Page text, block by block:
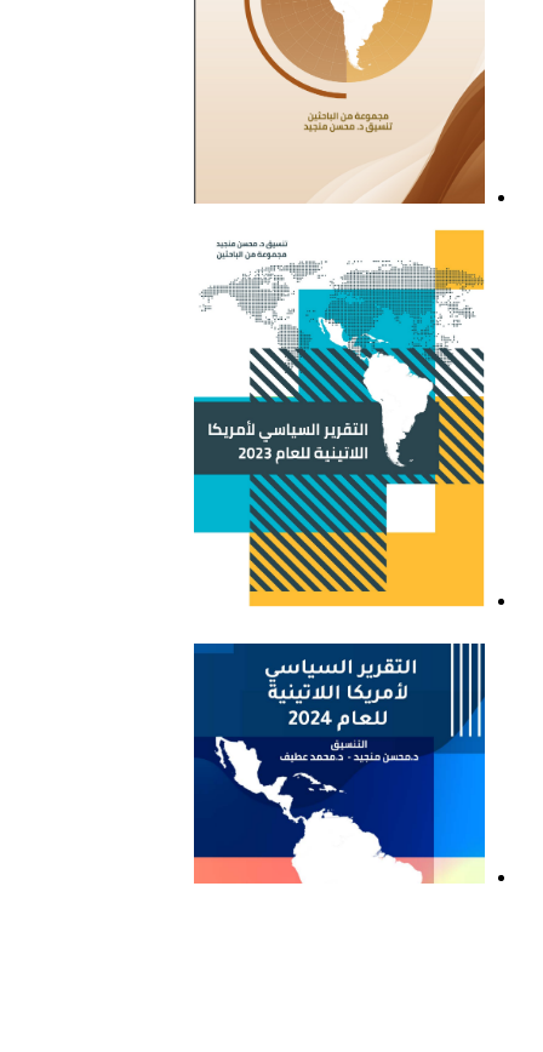
التقرير السياسي لأمريكا
اللاتينية للعام 2023